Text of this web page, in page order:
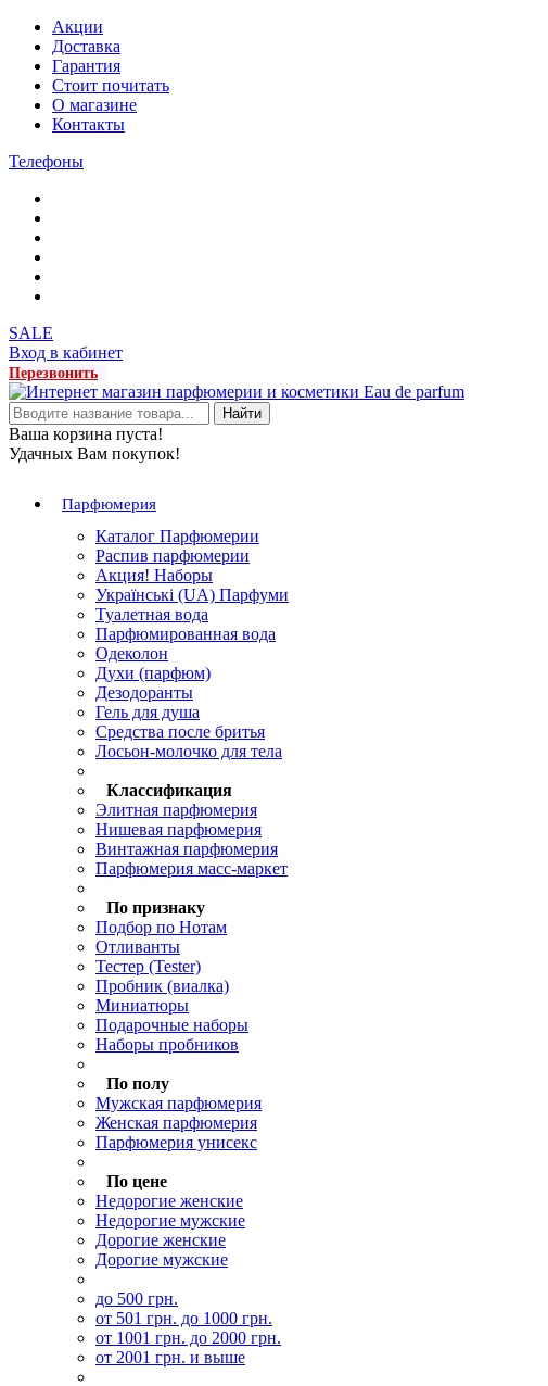
Акции
Доставка
Гарантия
Стоит почитать
О магазине
Контакты
Телефоны
SALE
Вход в кабинет
Перезвонить
Найти
Ваша корзина пуста!
Удачных Вам покупок!
Парфюмерия
Каталог Парфюмерии
Распив парфюмерии
Акция! Наборы
Українські (UA) Парфуми
Туалетная вода
Парфюмированная вода
Одеколон
Духи (парфюм)
Дезодоранты
Гель для душа
Средства после бритья
Лосьон-молочко для тела
Классификация
Элитная парфюмерия
Нишевая парфюмерия
Винтажная парфюмерия
Парфюмерия масс-маркет
По признаку
Подбор по Нотам
Отливанты
Тестер (Tester)
Пробник (виалка)
Миниатюры
Подарочные наборы
Наборы пробников
По полу
Мужская парфюмерия
Женская парфюмерия
Парфюмерия унисекс
По цене
Недорогие женские
Недорогие мужские
Дорогие женские
Дорогие мужские
до 500 грн.
от 501 грн. до 1000 грн.
от 1001 грн. до 2000 грн.
от 2001 грн. и выше